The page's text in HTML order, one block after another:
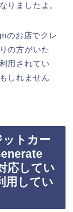
りましたよ。
のお店でクレ
の方がいた
用されてい
しれません
トカー
応してい
用してい